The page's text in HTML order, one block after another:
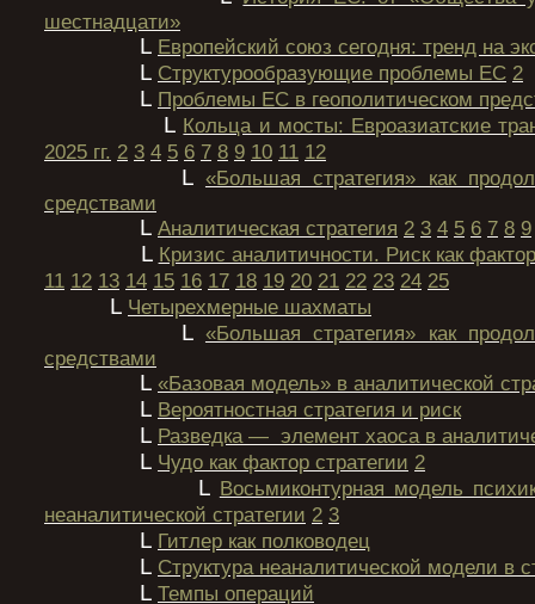
шестнадцати»
L Европейский союз сегодня: тренд на
L Структурообразующие проблемы ЕС 2
L Проблемы ЕС в геополитическом
L Кольца и мосты: Евроазиатские
2025 гг. 2 3 4 5 6 7 8 9 10 11 12
L «Большая стратегия» как
средствами
L Аналитическая стратегия 2 3 4 5 6 7 8 9
L Кризис аналитичности. Риск как
11 12 13 14 15 16 17 18 19 20 21 22 23 24 25
L Четырехмерные шахматы
L «Большая стратегия» как
средствами
L «Базовая модель» в аналитической
L Вероятностная стратегия и риск
L Разведка — элемент хаоса в
L Чудо как фактор стратегии 2
L Восьмиконтурная модель
неаналитической стратегии 2 3
L Гитлер как полководец
L Структура неаналитической модели в
L Темпы операций